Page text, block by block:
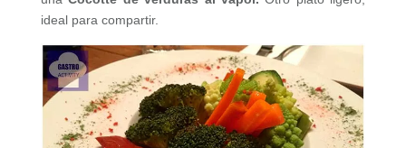
ideal para compartir.